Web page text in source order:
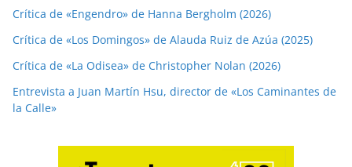
Crítica de «Engendro» de Hanna Bergholm (2026)
Crítica de «Los Domingos» de Alauda Ruiz de Azúa (2025)
Crítica de «La Odisea» de Christopher Nolan (2026)
Entrevista a Juan Martín Hsu, director de «Los Caminantes de
la Calle»